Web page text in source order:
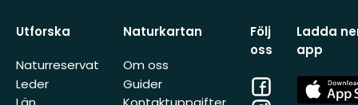
Utforska
Naturreservat
Leder
Naturkartan
Om oss
Guider
Följ
oss
Facebook
Ladda
app
App
Store